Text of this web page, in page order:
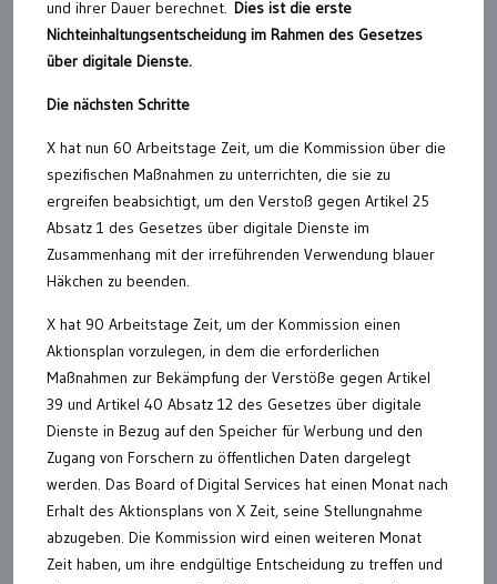
und ihrer Dauer berechnet. Dies ist die erste
Nichteinhaltungsentscheidung im Rahmen des Gesetzes
über digitale Dienste.
Die nächsten Schritte
X hat nun 60 Arbeitstage Zeit, um die Kommission über die
spezifischen Maßnahmen zu unterrichten, die sie zu
ergreifen beabsichtigt, um den Verstoß gegen Artikel 25
Absatz 1 des Gesetzes über digitale Dienste im
Zusammenhang mit der irreführenden Verwendung blauer
Häkchen zu beenden.
X hat 90 Arbeitstage Zeit, um der Kommission einen
Aktionsplan vorzulegen, in dem die erforderlichen
Maßnahmen zur Bekämpfung der Verstöße gegen Artikel
39 und Artikel 40 Absatz 12 des Gesetzes über digitale
Dienste in Bezug auf den Speicher für Werbung und den
Zugang von Forschern zu öffentlichen Daten dargelegt
werden. Das Board of Digital Services hat einen Monat nach
Erhalt des Aktionsplans von X Zeit, seine Stellungnahme
abzugeben. Die Kommission wird einen weiteren Monat
Zeit haben, um ihre endgültige Entscheidung zu treffen und